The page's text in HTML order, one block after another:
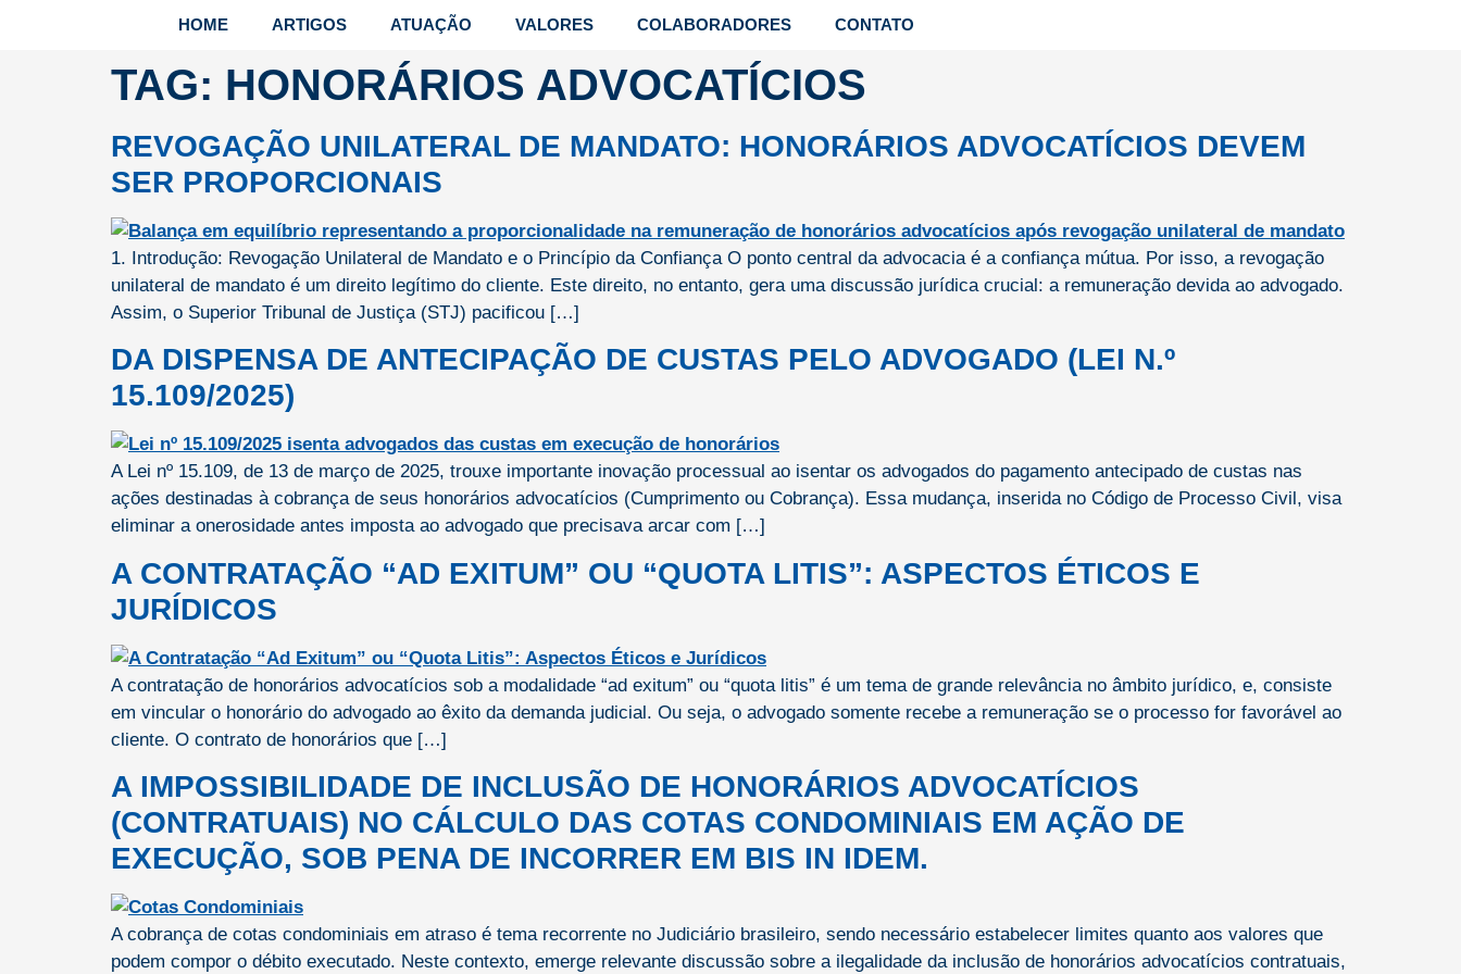
HOME ARTIGOS ATUAÇÃO VALORES COLABORADORES CONTATO
TAG: HONORÁRIOS ADVOCATÍCIOS
REVOGAÇÃO UNILATERAL DE MANDATO: HONORÁRIOS ADVOCATÍCIOS DEVEM
SER PROPORCIONAIS
1. Introdução: Revogação Unilateral de Mandato e o Princípio da Confiança O ponto central da advocacia é a confiança mútua. Por isso, a revogação
unilateral de mandato é um direito legítimo do cliente. Este direito, no entanto, gera uma discussão jurídica crucial: a remuneração devida ao advogado.
Assim, o Superior Tribunal de Justiça (STJ) pacificou […]
DA DISPENSA DE ANTECIPAÇÃO DE CUSTAS PELO ADVOGADO (LEI N.º
15.109/2025)
A Lei nº 15.109, de 13 de março de 2025, trouxe importante inovação processual ao isentar os advogados do pagamento antecipado de custas nas
ações destinadas à cobrança de seus honorários advocatícios (Cumprimento ou Cobrança). Essa mudança, inserida no Código de Processo Civil, visa
eliminar a onerosidade antes imposta ao advogado que precisava arcar com […]
A CONTRATAÇÃO “AD EXITUM” OU “QUOTA LITIS”: ASPECTOS ÉTICOS E
JURÍDICOS
A contratação de honorários advocatícios sob a modalidade “ad exitum” ou “quota litis” é um tema de grande relevância no âmbito jurídico, e, consiste
em vincular o honorário do advogado ao êxito da demanda judicial. Ou seja, o advogado somente recebe a remuneração se o processo for favorável ao
cliente. O contrato de honorários que […]
A IMPOSSIBILIDADE DE INCLUSÃO DE HONORÁRIOS ADVOCATÍCIOS
(CONTRATUAIS) NO CÁLCULO DAS COTAS CONDOMINIAIS EM AÇÃO DE
EXECUÇÃO, SOB PENA DE INCORRER EM BIS IN IDEM.
A cobrança de cotas condominiais em atraso é tema recorrente no Judiciário brasileiro, sendo necessário estabelecer limites quanto aos valores que
podem compor o débito executado. Neste contexto, emerge relevante discussão sobre a ilegalidade da inclusão de honorários advocatícios contratuais,